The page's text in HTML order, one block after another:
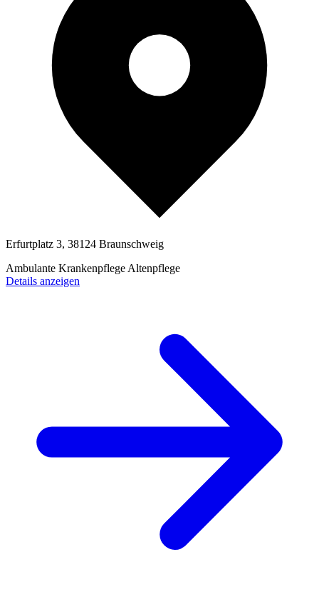
Erfurtplatz 3, 38124 Braunschweig
Ambulante Krankenpflege Altenpflege
Details anzeigen